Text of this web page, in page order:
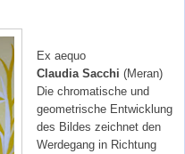
Ex aequo
Claudia Sacchi (Meran)
Die chromatische und
geometrische Entwicklung
des Bildes zeichnet den
Werdegang in Richtung